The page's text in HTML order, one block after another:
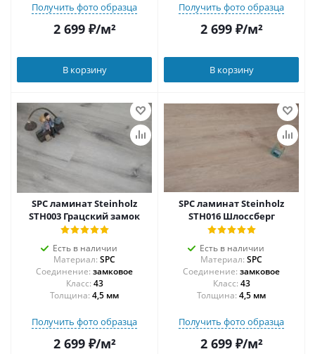
Получить фото образца
2 699₽/м²
В корзину
Получить фото образца
2 699₽/м²
В корзину
SPC ламинат Steinholz
STH003 Грацский замок
Есть в наличии
Материал: SPC
Соединение: замковое
43
Толщина: 4,5 мм
Получить фото образца
2 699₽/м²
SPC ламинат Steinholz
STH016 Шлоссберг
Есть в наличии
Материал: SPC
Соединение: замковое
43
Толщина: 4,5 мм
Получить фото образца
2 699₽/м²